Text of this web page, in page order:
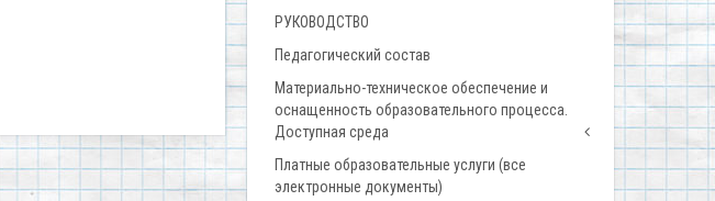
РУКОВОДСТВО
Педагогический состав
Материально-техническое обеспечение и
оснащенность образовательного процесса.
Доступная среда
Платные образовательные услуги (все
электронные документы)